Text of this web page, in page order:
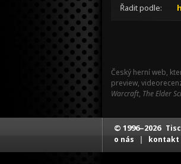
Řadit podle:
Český herní web,
preview,
Warcraft, The Elder
© 1996–2026
o nás | kontakt